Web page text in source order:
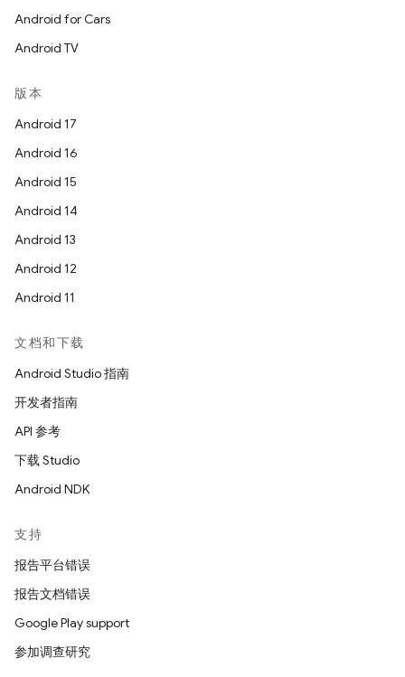
Android for Cars
Android TV
版本
Android 17
Android 16
Android 15
Android 14
Android 13
Android 12
Android 11
文档和下载
Android Studio 指南
开发者指南
API 参考
下载 Studio
Android NDK
支持
报告平台错误
报告文档错误
Google Play support
参加调查研究